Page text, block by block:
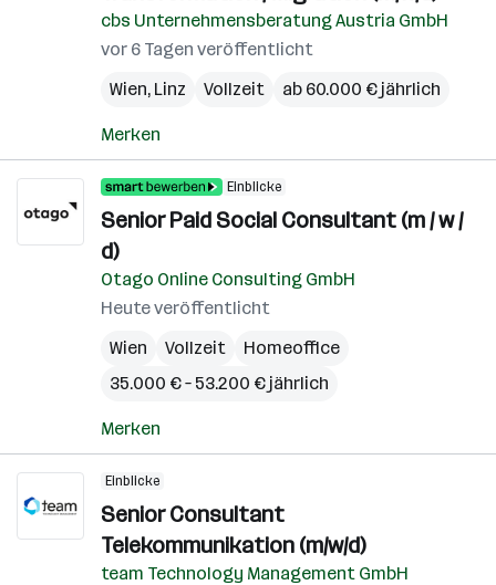
cbs Unternehmensberatung Austria GmbH
vor 6 Tagen veröffentlicht
Wien, Linz Vollzeit ab 60.000 € jährlich
Merken
Einblicke
Senior Paid Social Consultant (m / w /
d)
Otago Online Consulting GmbH
Heute veröffentlicht
Wien
Vollzeit
Homeoffice
35.000 € – 53.200 € jährlich
Merken
Einblicke
Senior Consultant
Telekommunikation (m/w/d)
team Technology Management GmbH